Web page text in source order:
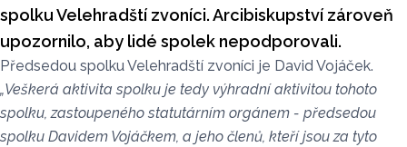
spolku Velehradští zvoníci. Arcibiskupství zároveň
upozornilo, aby lidé spolek nepodporovali.
Předsedou spolku Velehradští zvoníci je David Vojáček.
„Veškerá aktivita spolku je tedy výhradní aktivitou tohoto
spolku, zastoupeného statutárním orgánem - předsedou
spolku Davidem Vojáčkem, a jeho členů, kteří jsou za tyto